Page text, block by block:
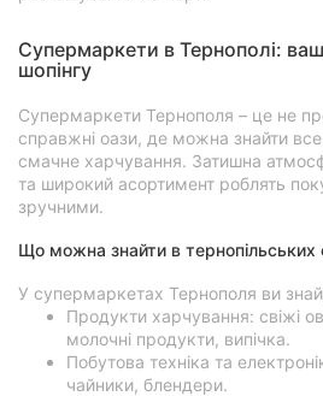
Супермаркети в Тернополі:
шопінгу
Супермаркети Тернополя – це не
справжні оази, де можна знайти
смачне харчування. Затишна
та широкий асортимент роблять
зручними.
Що можна знайти в
У супермаркетах Тернополя ви
Продукти харчування: свіжі
молочні продукти, випічка.
Побутова техніка та
чайники, блендери.